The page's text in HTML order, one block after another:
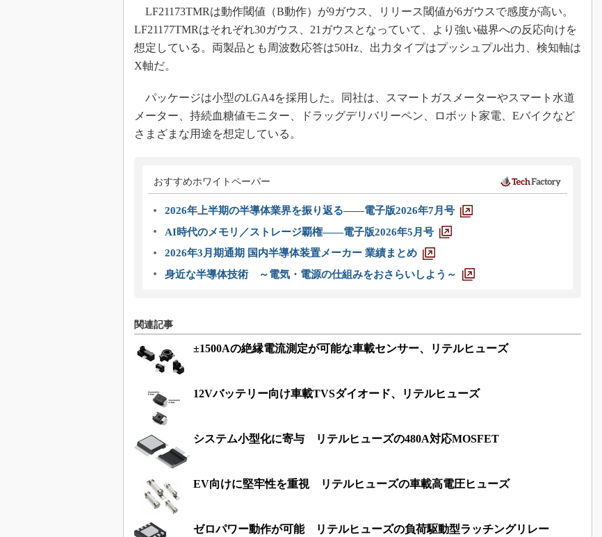
LF21173TMRは動作閾値（B動作）が9ガウス、リリース閾値が6ガウスで感度が高い。
LF21177TMRはそれぞれ30ガウス、21ガウスとなっていて、より強い磁界への反応向けを
想定している。両製品とも周波数応答は50Hz、出力タイプはプッシュプル出力、検知軸は
X軸だ。
パッケージは小型のLGA4を採用した。同社は、スマートガスメーターやスマート水道
メーター、持続血糖値モニター、ドラッグデリバリーペン、ロボット家電、Eバイクなど
さまざまな用途を想定している。
おすすめホワイトペーパー
2026年上半期の半導体業界を振り返る――電子版2026年7月号
AI時代のメモリ／ストレージ覇権――電子版2026年5月号
2026年3月期通期 国内半導体装置メーカー 業績まとめ
身近な半導体技術 ～電気・電源の仕組みをおさらいしよう～
関連記事
±1500Aの絶縁電流測定が可能な車載センサー、リテルヒューズ
12Vバッテリー向け車載TVSダイオード、リテルヒューズ
システム小型化に寄与 リテルヒューズの480A対応MOSFET
EV向けに堅牢性を重視 リテルヒューズの車載高電圧ヒューズ
ゼロパワー動作が可能 リテルヒューズの負荷駆動型ラッチングリレー